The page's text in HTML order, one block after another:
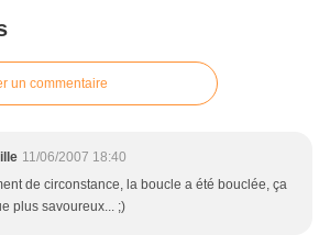
un commentaire
11/06/2007 18:40
de circonstance, la boucle a été bouclée, ça
plus savoureux... ;)